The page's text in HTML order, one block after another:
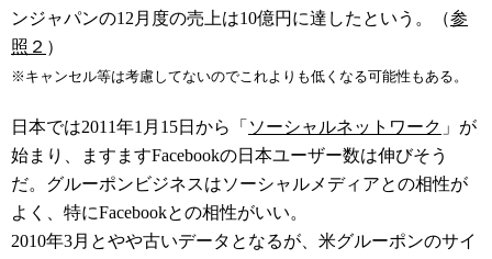
ンジャパンの12月度の売上は10億円に達したという。（参
照２ ）
※キャンセル等は考慮してないのでこれよりも低くなる可能性もある。
日本では2011年1月15日から「 ソーシャルネットワーク 」が
始まり、ますますFacebookの日本ユーザー数は伸びそう
だ。グルーポンビジネスはソーシャルメディアとの相性が
よく、特にFacebookとの相性がいい。
2010年3月とやや古いデータとなるが、米グルーポンのサイ